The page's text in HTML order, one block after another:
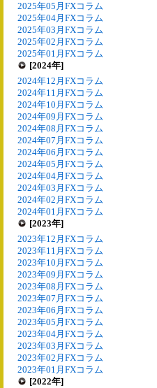
2025年05月FXコラム
2025年04月FXコラム
2025年03月FXコラム
2025年02月FXコラム
2025年01月FXコラム
[2024年]
2024年12月FXコラム
2024年11月FXコラム
2024年10月FXコラム
2024年09月FXコラム
2024年08月FXコラム
2024年07月FXコラム
2024年06月FXコラム
2024年05月FXコラム
2024年04月FXコラム
2024年03月FXコラム
2024年02月FXコラム
2024年01月FXコラム
[2023年]
2023年12月FXコラム
2023年11月FXコラム
2023年10月FXコラム
2023年09月FXコラム
2023年08月FXコラム
2023年07月FXコラム
2023年06月FXコラム
2023年05月FXコラム
2023年04月FXコラム
2023年03月FXコラム
2023年02月FXコラム
2023年01月FXコラム
[2022年]